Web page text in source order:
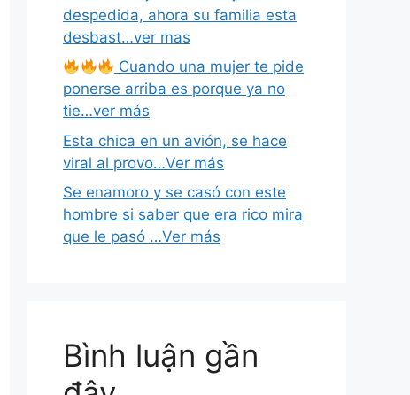
despedida, ahora su familia esta
desbast…ver mas
Cuando una mujer te pide
ponerse arriba es porque ya no
tie…ver más
Esta chica en un avión, se hace
viral al provo…Ver más
Se enamoro y se casó con este
hombre si saber que era rico mira
que le pasó …Ver más
Bình luận gần